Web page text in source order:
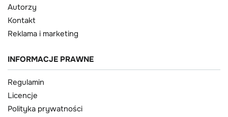
Autorzy
Kontakt
Reklama i marketing
INFORMACJE PRAWNE
Regulamin
Licencje
Polityka prywatności